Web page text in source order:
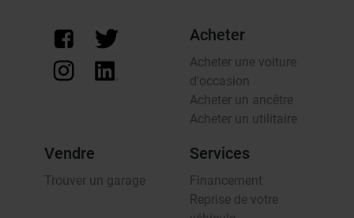
Acheter
Acheter une voiture
d'occasion
Acheter un ancêtre
Acheter un utilitaire
Vendre
Trouver un garage
Services
Financement
Reprise de votre